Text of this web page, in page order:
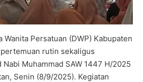
Wanita Persatuan (DWP) Kabupaten
rutin sekaligus
Muhammad SAW 1447 H/2025
Senin (8/9/2025). Kegiatan